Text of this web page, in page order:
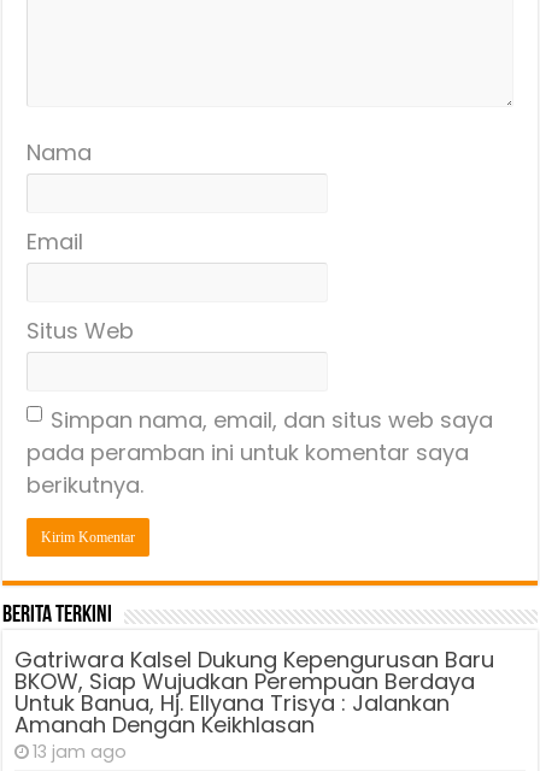
Nama
Email
Situs Web
Simpan nama, email, dan situs web saya
pada peramban ini untuk komentar saya
berikutnya.
Berita Terkini
Gatriwara Kalsel Dukung Kepengurusan Baru
BKOW, Siap Wujudkan Perempuan Berdaya
Untuk Banua, Hj. Ellyana Trisya : Jalankan
Amanah Dengan Keikhlasan
13 jam ago